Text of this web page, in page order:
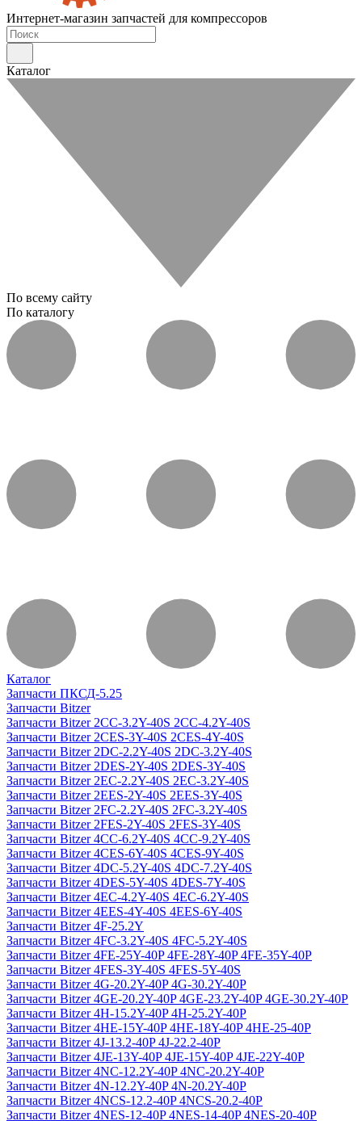
Интернет-магазин запчастей для компрессоров
Каталог
По всему сайту
По каталогу
Каталог
Запчасти ПКСД-5.25
Запчасти Bitzer
Запчасти Bitzer 2CC-3.2Y-40S 2CC-4.2Y-40S
Запчасти Bitzer 2CES-3Y-40S 2CES-4Y-40S
Запчасти Bitzer 2DC-2.2Y-40S 2DC-3.2Y-40S
Запчасти Bitzer 2DES-2Y-40S 2DES-3Y-40S
Запчасти Bitzer 2EC-2.2Y-40S 2EC-3.2Y-40S
Запчасти Bitzer 2EES-2Y-40S 2EES-3Y-40S
Запчасти Bitzer 2FC-2.2Y-40S 2FC-3.2Y-40S
Запчасти Bitzer 2FES-2Y-40S 2FES-3Y-40S
Запчасти Bitzer 4CC-6.2Y-40S 4CC-9.2Y-40S
Запчасти Bitzer 4CES-6Y-40S 4CES-9Y-40S
Запчасти Bitzer 4DC-5.2Y-40S 4DC-7.2Y-40S
Запчасти Bitzer 4DES-5Y-40S 4DES-7Y-40S
Запчасти Bitzer 4EC-4.2Y-40S 4EC-6.2Y-40S
Запчасти Bitzer 4EES-4Y-40S 4EES-6Y-40S
Запчасти Bitzer 4F-25.2Y
Запчасти Bitzer 4FC-3.2Y-40S 4FC-5.2Y-40S
Запчасти Bitzer 4FE-25Y-40P 4FE-28Y-40P 4FE-35Y-40P
Запчасти Bitzer 4FES-3Y-40S 4FES-5Y-40S
Запчасти Bitzer 4G-20.2Y-40P 4G-30.2Y-40P
Запчасти Bitzer 4GE-20.2Y-40P 4GE-23.2Y-40P 4GE-30.2Y-40P
Запчасти Bitzer 4H-15.2Y-40P 4H-25.2Y-40P
Запчасти Bitzer 4HE-15Y-40P 4HE-18Y-40P 4HE-25-40P
Запчасти Bitzer 4J‐13.2-40P 4J‐22.2-40P
Запчасти Bitzer 4JE-13Y-40P 4JE-15Y-40P 4JE-22Y-40P
Запчасти Bitzer 4NC-12.2Y-40P 4NC-20.2Y-40P
Запчасти Bitzer 4N-12.2Y-40P 4N-20.2Y-40P
Запчасти Bitzer 4NCS-12.2-40P 4NCS-20.2-40P
Запчасти Bitzer 4NES-12-40P 4NES-14-40P 4NES-20-40P